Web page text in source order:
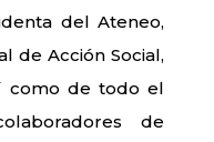
del Ateneo,
de Acción Social,
como de todo el
de